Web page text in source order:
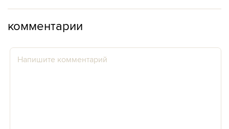
комментарии